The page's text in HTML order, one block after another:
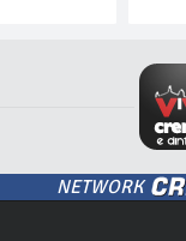
NETWORK